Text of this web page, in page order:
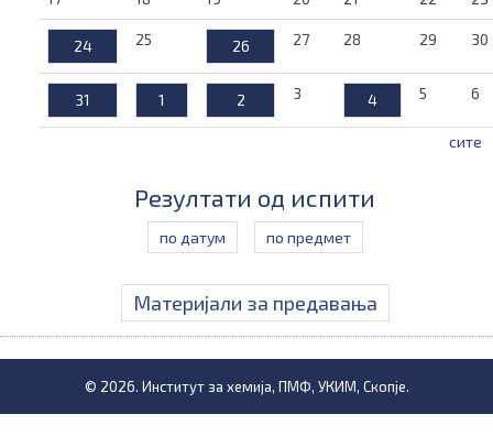
24 25 26 27 28 29 30
31 1 2 3 4 5 6
сите
Резултати од испити
по датум по предмет
Материјали за предавања
© 2026. Институт за хемија, ПМФ, УКИМ, Скопје.